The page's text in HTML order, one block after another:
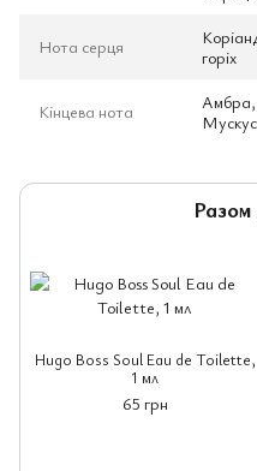
Нота серця
горіх
Кінцева нота
Амбра,
Мускус
Hugo Boss Soul Eau de Toilette,
1 мл
65 грн